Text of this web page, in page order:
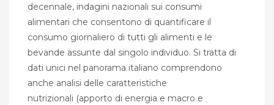
decennale, indagini nazionali sui consumi
alimentari che consentono di quantificare il
consumo giornaliero di tutti gli alimenti e le
bevande assunte dal singolo individuo. Si tratta di
dati unici nel panorama italiano comprendono
anche analisi delle caratteristiche
nutrizionali (apporto di energia e macro e